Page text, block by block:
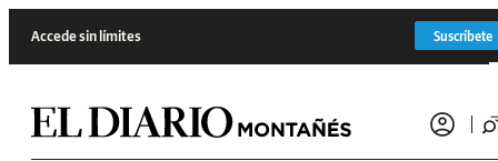
Accede sin límites Suscríbete